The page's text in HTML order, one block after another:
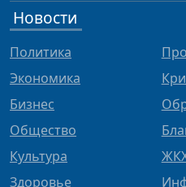
Новости
Политика
Экономика
Бизнес
Общество
Культура
Здоровье